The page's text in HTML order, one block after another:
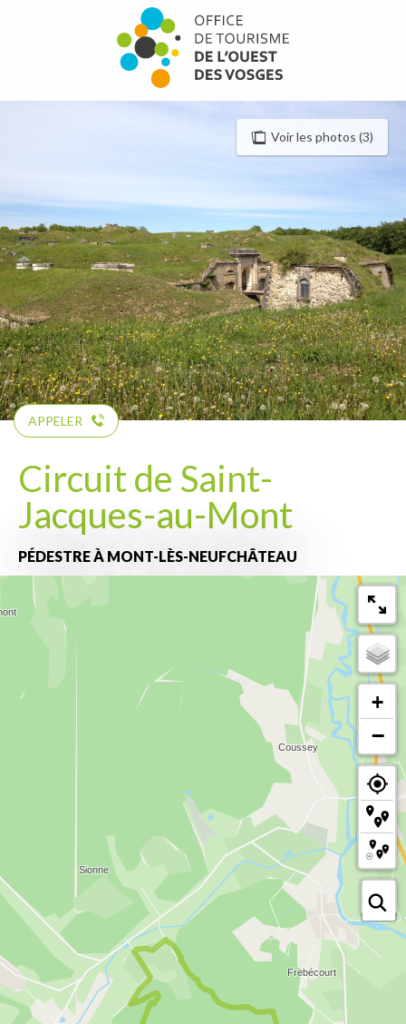
Voir les photos (3)
APPELER
Circuit de Saint-
Jacques-au-Mont
PÉDESTREÀ MONT-LÈS-NEUFCHÂTEAU
+
−